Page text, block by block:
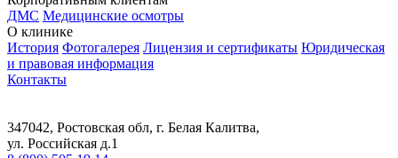
ДМС Медицинские осмотры
О клинике
История Фотогалерея Лицензия и сертификаты Юридическая
и правовая информация
Контакты
347042, Ростовская обл, г. Белая Калитва,
ул. Российская д.1